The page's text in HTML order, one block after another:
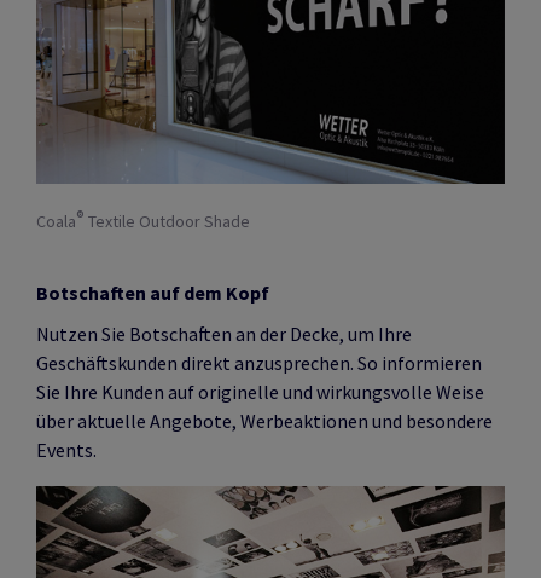
Coala® Textile Outdoor Shade
Botschaften auf dem Kopf
Nutzen Sie Botschaften an der Decke, um Ihre
Geschäftskunden direkt anzusprechen. So informieren
Sie Ihre Kunden auf originelle und wirkungsvolle Weise
über aktuelle Angebote, Werbeaktionen und besondere
Events.